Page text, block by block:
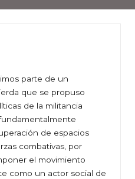
parte de un
que se propuso
de la militancia
de espacios
combativas, por
el movimiento
como un actor social de